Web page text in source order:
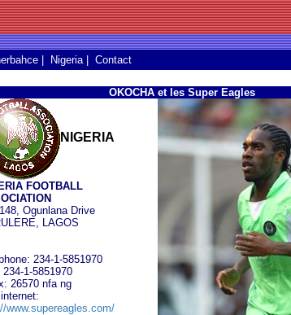
Nigeria| Contact
OKOCHA et les Super Eagles
NIGERIA
FOOTBALL
Ogunlana Drive
LAGOS
234-1-5851970
234-1-5851970
26570 nfa ng
www.supereagles.com/